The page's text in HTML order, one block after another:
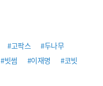
#고팍스
#두나무
#빗썸 #이재명
#코빗